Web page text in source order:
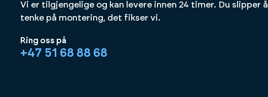
Vi er tilgjengelige og kan levere innen 24 timer. Du slipper å
tenke på montering, det fikser vi.
Ring oss på
+47 51 68 88 68